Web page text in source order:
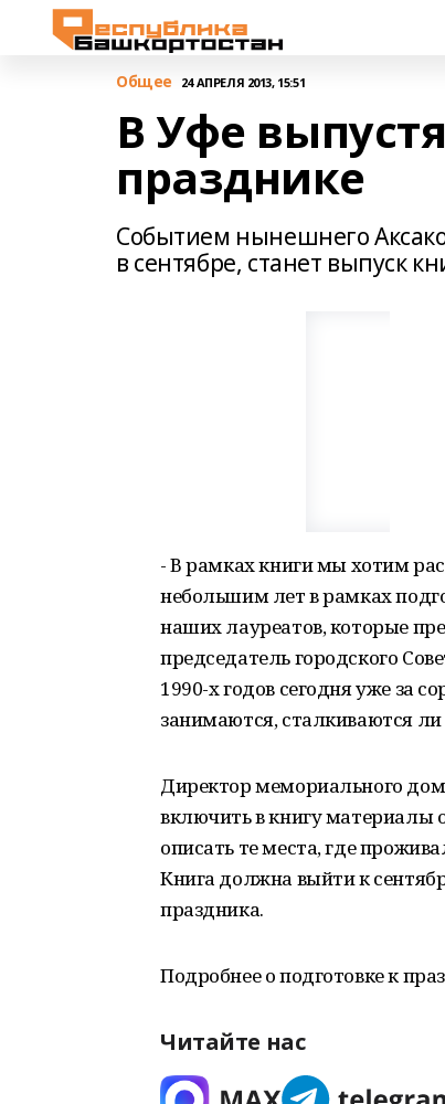
Общее 24 АПРЕЛЯ 2013, 15:51
В Уфе
празднике
Событием нынешнего
в сентябре, станет выпуск
- В рамках книги мы хотим
небольшим лет в рамках
наших лауреатов, которые
председатель городского
1990-х годов сегодня уже за
занимаются, сталкиваются ли
Директор мемориального
включить в книгу материалы
описать те места, где
Книга должна выйти к
праздника.
Подробнее о подготовке к
Читайте нас